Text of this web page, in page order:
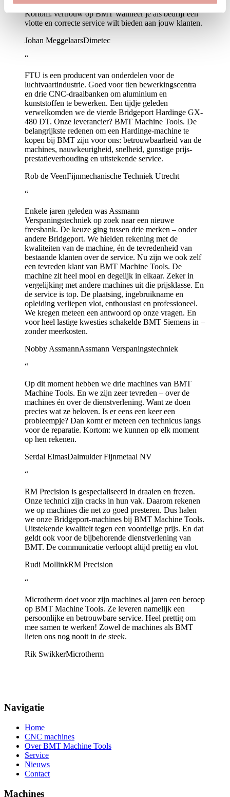
toch een stilstand? Dan komt de technicus meteen.
Kortom: vertrouw op BMT wanneer je als bedrijf een
vlotte en correcte service wilt bieden aan jouw klanten.
Johan MeggelaarsDimetec
“
FTU is een producent van onderdelen voor de
luchtvaartindustrie. Goed voor tien bewerkingscentra
en drie CNC-draaibanken om aluminium en
kunststoffen te bewerken. Een tijdje geleden
verwelkomden we de vierde Bridgeport Hardinge GX-
480 DT. Onze leverancier? BMT Machine Tools. De
belangrijkste redenen om een Hardinge-machine te
kopen bij BMT zijn voor ons: betrouwbaarheid van de
machines, nauwkeurigheid, snelheid, gunstige prijs-
prestatieverhouding en uitstekende service.
Rob de VeenFijnmechanische Techniek Utrecht
“
Enkele jaren geleden was Assmann
Verspaningstechniek op zoek naar een nieuwe
freesbank. De keuze ging tussen drie merken – onder
andere Bridgeport. We hielden rekening met de
kwaliteiten van de machine, én de tevredenheid van
bestaande klanten over de service. Nu zijn we ook zelf
een tevreden klant van BMT Machine Tools. De
machine zit heel mooi en degelijk in elkaar. Zeker in
vergelijking met andere machines uit die prijsklasse. En
de service is top. De plaatsing, ingebruikname en
opleiding verliepen vlot, enthousiast en professioneel.
We kregen meteen een antwoord op onze vragen. En
voor heel lastige kwesties schakelde BMT Siemens in –
zonder meerkosten.
Nobby AssmannAssmann Verspaningstechniek
“
Op dit moment hebben we drie machines van BMT
Machine Tools. En we zijn zeer tevreden – over de
machines én over de dienstverlening. Want ze doen
precies wat ze beloven. Is er eens een keer een
probleempje? Dan komt er meteen een technicus langs
voor de reparatie. Kortom: we kunnen op elk moment
op hen rekenen.
Serdal ElmasDalmulder Fijnmetaal NV
“
RM Precision is gespecialiseerd in draaien en frezen.
Onze technici zijn cracks in hun vak. Daarom rekenen
we op machines die net zo goed presteren. Dus halen
we onze Bridgeport-machines bij BMT Machine Tools.
Uitstekende kwaliteit tegen een voordelige prijs. En dat
geldt ook voor de bijbehorende dienstverlening van
BMT. De communicatie verloopt altijd prettig en vlot.
Rudi MollinkRM Precision
“
Microtherm doet voor zijn machines al jaren een beroep
op BMT Machine Tools. Ze leveren namelijk een
persoonlijke en betrouwbare service. Heel prettig om
mee samen te werken! Zowel de machines als BMT
lieten ons nog nooit in de steek.
Rik SwikkerMicrotherm
Navigatie
Home
CNC machines
Over BMT Machine Tools
Service
Nieuws
Contact
Machines